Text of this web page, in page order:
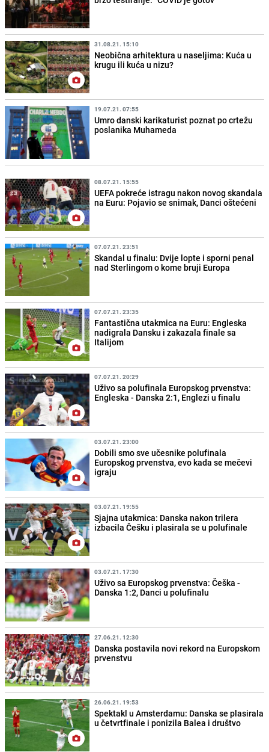
31.08.21. 15:10
Neobična arhitektura u naseljima: Kuća u
krugu ili kuća u nizu?
19.07.21. 07:55
Umro danski karikaturist poznat po crtežu
poslanika Muhameda
08.07.21. 15:55
UEFA pokreće istragu nakon novog skandala
na Euru: Pojavio se snimak, Danci oštećeni
07.07.21. 23:51
Skandal u finalu: Dvije lopte i sporni penal
nad Sterlingom o kome bruji Europa
07.07.21. 23:35
Fantastična utakmica na Euru: Engleska
nadigrala Dansku i zakazala finale sa
Italijom
07.07.21. 20:29
Uživo sa polufinala Europskog prvenstva:
Engleska - Danska 2:1, Englezi u finalu
03.07.21. 23:00
Dobili smo sve učesnike polufinala
Europskog prvenstva, evo kada se mečevi
igraju
03.07.21. 19:55
Sjajna utakmica: Danska nakon trilera
izbacila Češku i plasirala se u polufinale
03.07.21. 17:30
Uživo sa Europskog prvenstva: Češka -
Danska 1:2, Danci u polufinalu
27.06.21. 12:30
Danska postavila novi rekord na Europskom
prvenstvu
26.06.21. 19:53
Spektakl u Amsterdamu: Danska se plasirala
u četvrtfinale i ponizila Balea i društvo